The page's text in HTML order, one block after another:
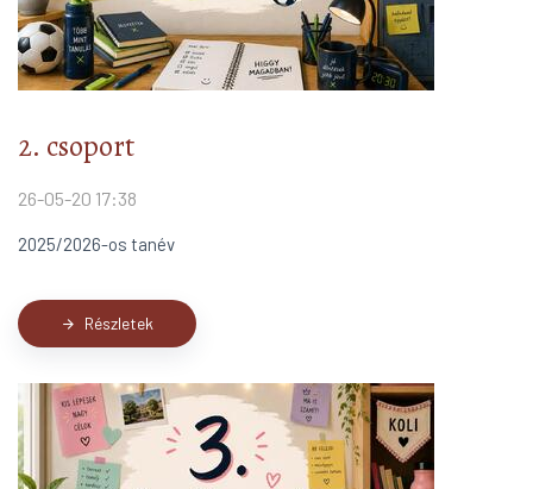
2. csoport
26-05-20 17:38
2025/2026-os tanév
arrow_forward Részletek